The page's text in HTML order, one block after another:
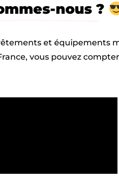
nous ?
et équipements
vous pouvez